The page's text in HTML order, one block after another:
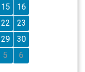
15
16
22
23
29
30
5 6